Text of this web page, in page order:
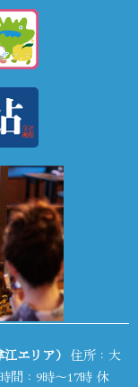
エリア） 住所：大
間：9時～17時 休